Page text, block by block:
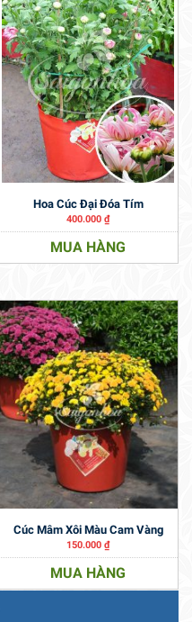
Hoa Cúc Đại Đóa Tím
400.000₫
MUA HÀNG
Cúc Mâm Xôi Màu Cam Vàng
150.000₫
MUA HÀNG